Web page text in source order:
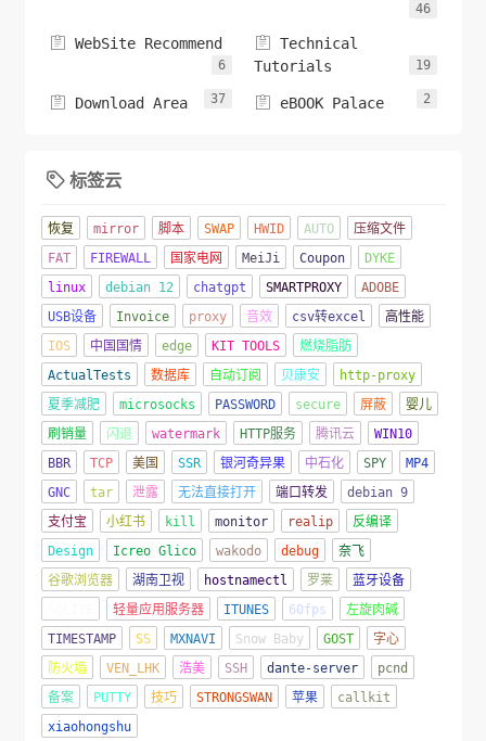
46
 WebSite Recommend
6
 Technical
Tutorials
19
 Download Area 37  eBOOK Palace 2
 标签云
恢复 mirror 脚本 SWAP HWID AUTO
压缩文件
FAT
FIREWALL 国家电网 MeiJi Coupon
DYKE
linux
debian 12 chatgpt SMARTPROXY
ADOBE
USB设备
Invoice proxy 音效 csv转excel
高性能
IOS
中国国情 edge KIT TOOLS
燃烧脂肪
ActualTests
数据库 自动订阅 贝康安
http-proxy
夏季减肥
microsocks PASSWORD secure 屏蔽
婴儿
刷销量
闪退 watermark HTTP服务 腾讯云
WIN10
BBR
TCP 美国 SSR 银河奇异果 中石化 SPY
MP4
GNC
tar 泄露 无法直接打开 端口转发
debian 9
支付宝
小红书 kill monitor realip
反编译
Design
Icreo Glico wakodo debug
奈飞
谷歌浏览器
湖南卫视 hostnamectl 罗莱
蓝牙设备
轻量应用服务器 ITUNES 60fps
左旋肉碱
TIMESTAMP
SS MXNAVI Snow Baby GOST
字心
防火墙
VEN_LHK 浩美 SSH dante-server
pcnd
备案
PUTTY 技巧 STRONGSWAN 苹果
callkit
xiaohongshu